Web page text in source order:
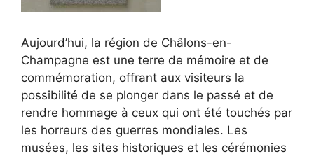
Aujourd’hui, la région de Châlons-en-
Champagne est une terre de mémoire et de
commémoration, offrant aux visiteurs la
possibilité de se plonger dans le passé et de
rendre hommage à ceux qui ont été touchés par
les horreurs des guerres mondiales. Les
musées, les sites historiques et les cérémonies